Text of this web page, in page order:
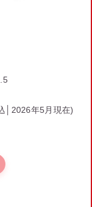
│2026年5月現在)